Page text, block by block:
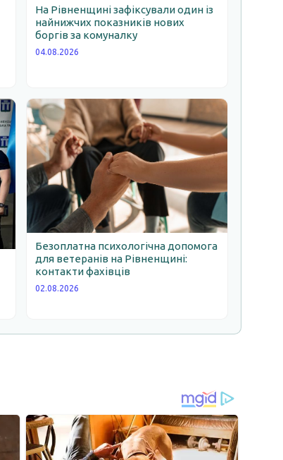
На Рівненщині зафіксували один із
найнижчих показників нових
боргів за комуналку
04.08.2026
Безоплатна психологічна допомога
для ветеранів на Рівненщині:
контакти фахівців
02.08.2026